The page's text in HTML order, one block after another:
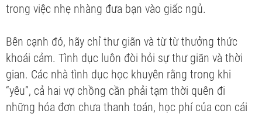
trong việc nhẹ nhàng đưa bạn vào giấc ngủ.
Bên cạnh đó, hãy chỉ thư giãn và từ từ thưởng thức
khoái cảm. Tình dục luôn đòi hỏi sự thư giãn và thời
gian. Các nhà tình dục học khuyên rằng trong khi
“yêu”, cả hai vợ chồng cần phải tạm thời quên đi
những hóa đơn chưa thanh toán, học phí của con cái